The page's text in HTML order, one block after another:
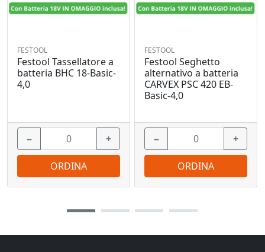
FESTOOL
Festool Tassellatore a
batteria BHC 18-Basic-
4,0
− +
ORDINA
FESTOOL
Festool Seghetto
alternativo a batteria
CARVEX PSC 420 EB-
Basic-4,0
− +
ORDINA